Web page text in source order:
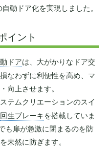
動ドア化を実現しました。
イント
ドアは、大がかりなドア交
なわずに利便性を高め、マ
向上させます。
テムクリエーションのスイ
回生ブレーキを搭載していま
も扉が急激に閉まるのを防
未然に防ぎます。